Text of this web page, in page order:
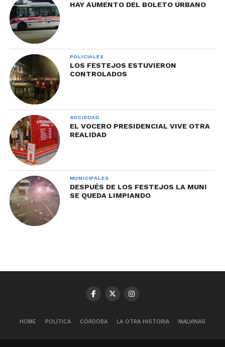
HAY AUMENTO DEL BOLETO URBANO
POLICIALES
LOS FESTEJOS ESTUVIERON
CONTROLADOS
SOCIEDAD
EL VOCERO PRESIDENCIAL VIVE OTRA
REALIDAD
MUNICIPALES
DESPUÉS DE LOS FESTEJOS LA MUNI
SE QUEDA LIMPIANDO
HOME POLÍTICA CÓRDOBA LA OTRA HISTORIA MALVINAS